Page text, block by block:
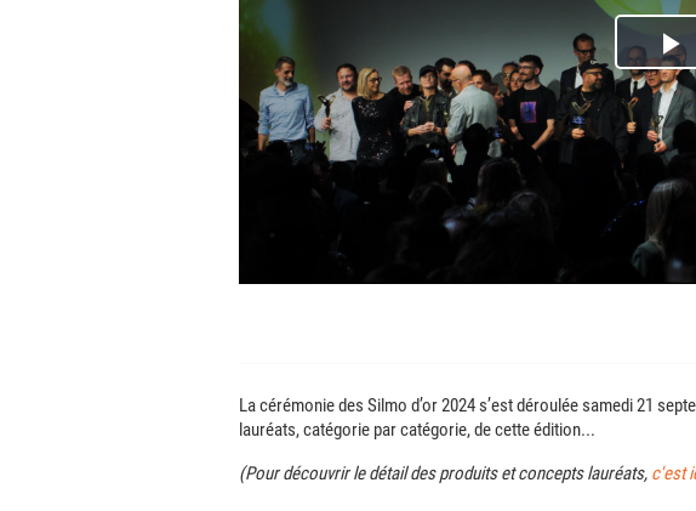
La cérémonie des Silmo d’or 2024 s’est déroulée samedi 21
lauréats, catégorie par catégorie, de cette édition...
(Pour découvrir le détail des produits et concepts lauréats, c'est